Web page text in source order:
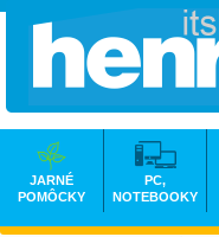
JARNÉ
POMÔCKY
PC,
NOTEBOOKY